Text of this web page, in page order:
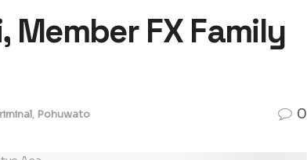
Member FX Family
, Pohuwato 0